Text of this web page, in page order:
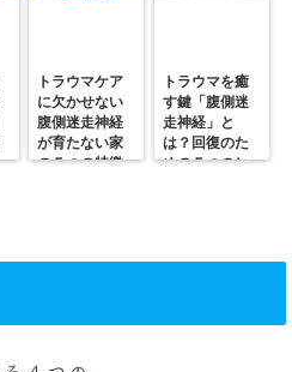
トラウマケア
に欠かせない
腹側迷走神経
が育たない家
の５つの特徴
トラウマを癒
す鍵「腹側迷
走神経」と
は？回復のた
めの５つのヒ